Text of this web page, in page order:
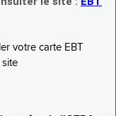
votre carte EBT
site